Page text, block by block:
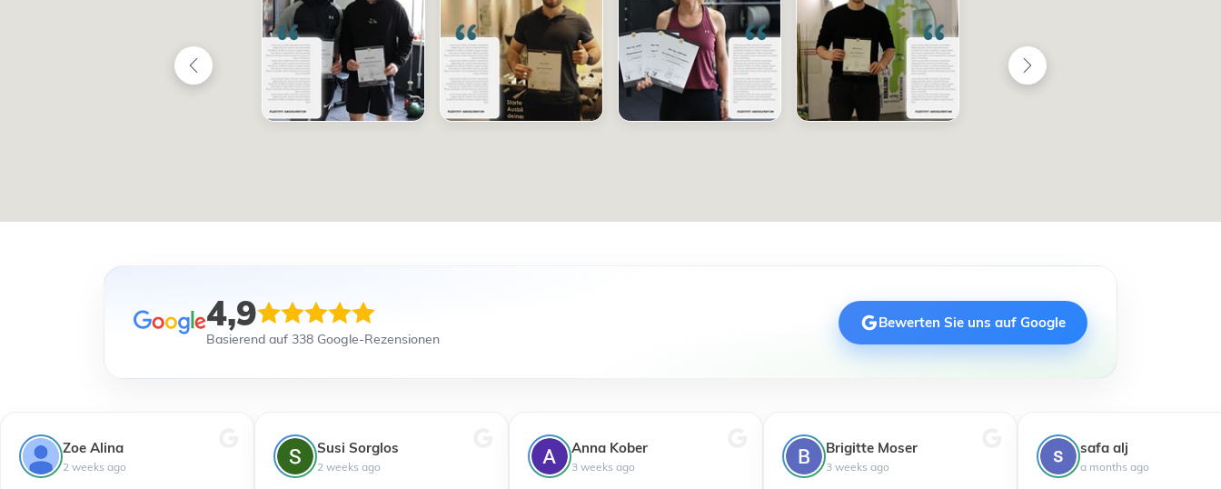
4,9
Basierend auf 338 Google-Rezensionen
Bewerten Sie uns auf Google
Zoe Alina
2 weeks ago
Susi Sorglos
2 weeks ago
Anna Kober
3 weeks ago
Brigitte Moser
3 weeks ago
safa alj
a months ago